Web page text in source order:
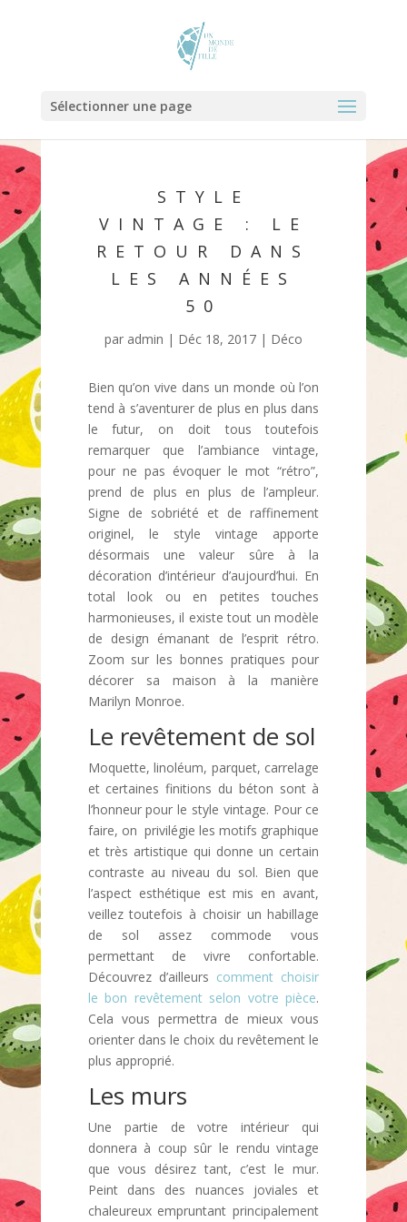
Sélectionner une page
STYLE
VINTAGE : LE
RETOUR DANS
LES ANNÉES
50
par admin | Déc 18, 2017| Déco
Bien qu’on vive dans un monde où l’on
tend à s’aventurer de plus en plus dans
le futur, on doit tous toutefois
remarquer que l’ambiance vintage,
pour ne pas évoquer le mot “rétro”,
prend de plus en plus de l’ampleur.
Signe de sobriété et de raffinement
originel, le style vintage apporte
désormais une valeur sûre à la
décoration d’intérieur d’aujourd’hui. En
total look ou en petites touches
harmonieuses, il existe tout un modèle
de design émanant de l’esprit rétro.
Zoom sur les bonnes pratiques pour
décorer sa maison à la manière
Marilyn Monroe.
Le revêtement de sol
Moquette, linoléum, parquet, carrelage
et certaines finitions du béton sont à
l’honneur pour le style vintage. Pour ce
faire, on privilégie les motifs graphique
et très artistique qui donne un certain
contraste au niveau du sol. Bien que
l’aspect esthétique est mis en avant,
veillez toutefois à choisir un habillage
de sol assez commode vous
permettant de vivre confortable.
Découvrez d’ailleurs comment choisir
le bon revêtement selon votre pièce.
Cela vous permettra de mieux vous
orienter dans le choix du revêtement le
plus approprié.
Les murs
Une partie de votre intérieur qui
donnera à coup sûr le rendu vintage
que vous désirez tant, c’est le mur.
Peint dans des nuances joviales et
chaleureux empruntant principalement